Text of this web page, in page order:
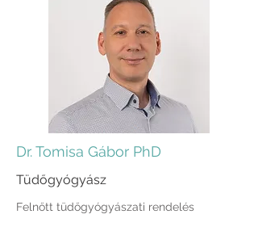
Dr. Tomisa Gábor PhD
Tüdőgyógyász
Felnőtt tüdőgyógyászati rendelés